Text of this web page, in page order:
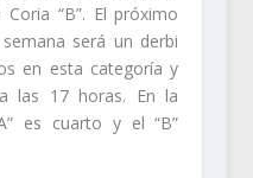
“B”. El próximo
será un derbi
en esta categoría y
las 17 horas. En la
es cuarto y el “B”